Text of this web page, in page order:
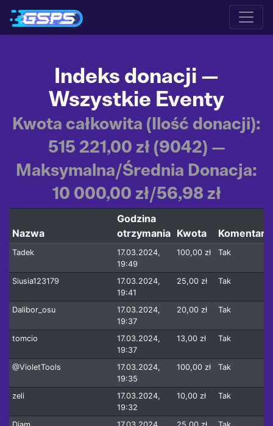
Indeks donacji —
Wszystkie Eventy
Kwota całkowita (Ilość donacji):
515 221,00 zł (9042) —
Maksymalna/Średnia Donacja:
10 000,00 zł/56,98 zł
Nazwa
Godzina
otrzymania Kwota Komentarz
Tadek
17.03.2024,
19:49
100,00 zł Tak
Siusia123179
17.03.2024,
19:41
25,00 zł Tak
Dalibor_osu
17.03.2024,
19:37
20,00 zł Tak
tomcio
17.03.2024,
19:37
13,00 zł Tak
@VioletTools
17.03.2024,
19:35
100,00 zł Tak
zeli
17.03.2024,
19:32
10,00 zł Tak